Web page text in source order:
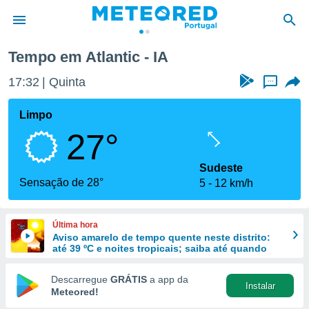
da
foi
fornecidas
a este
das
e
forma
digital
Tempo em Atlantic - IA
17:32 Quinta ...
Limpo
27°
Sensação de 28°
Sudeste
5
12 km/h
Última hora
Aviso amarelo de tempo quente neste distrito:
até 39 ºC e noites tropicais; saiba até quando
Descarregue GRÁTIS a app da
Meteored!
Instalar